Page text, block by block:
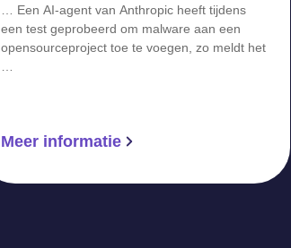
… Een AI-agent van Anthropic heeft tijdens
een test geprobeerd om malware aan een
opensourceproject toe te voegen, zo meldt het
…
Meer informatie